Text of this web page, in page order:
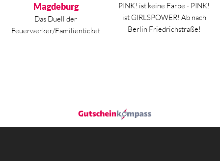
Magdeburg
Das Duell der
Feuerwerker/Familienticket
PINK! ist keine Farbe - PINK!
ist GIRLSPOWER! Ab nach
Berlin Friedrichstraße!